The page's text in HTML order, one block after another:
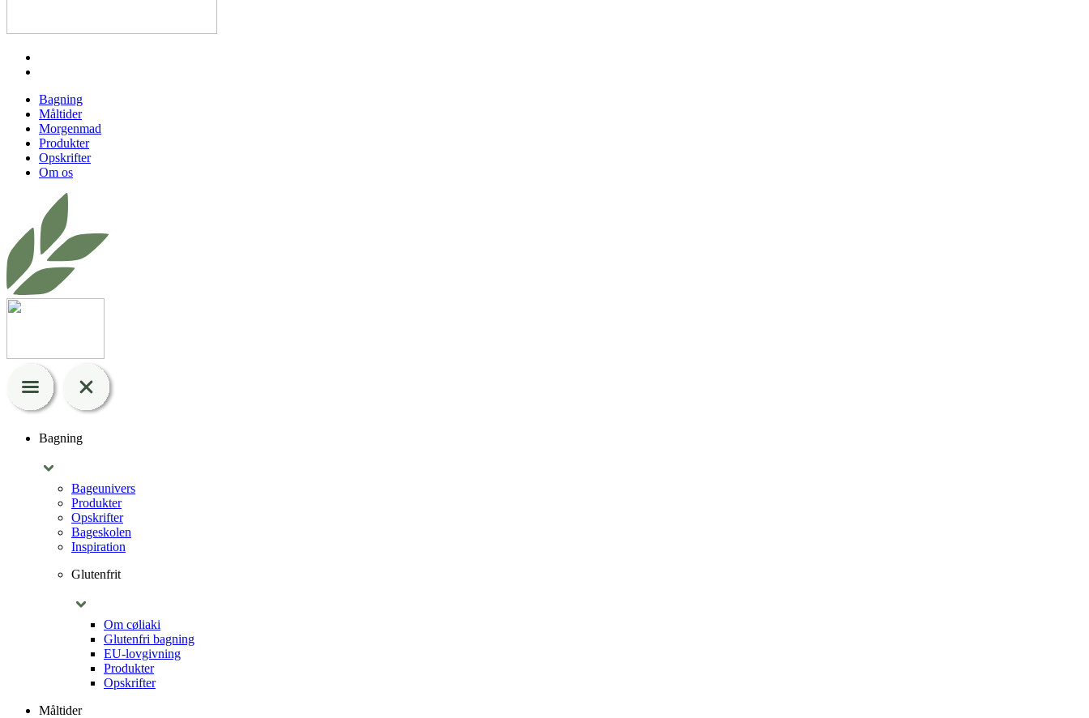
Bagning
Måltider
Morgenmad
Produkter
Opskrifter
Om os
Bagning
Bageunivers
Produkter
Opskrifter
Bageskolen
Inspiration
Glutenfrit
Om cøliaki
Glutenfri bagning
EU-lovgivning
Produkter
Opskrifter
Måltider